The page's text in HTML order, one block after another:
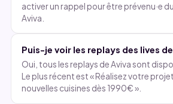
activer un rappel pour être prévenu·e
Aviva.
Puis-je voir les replays des lives
Oui, tous les replays de Aviva sont
Le plus récent est « Réalisez votre
nouvelles cuisines dès 1990€ ».